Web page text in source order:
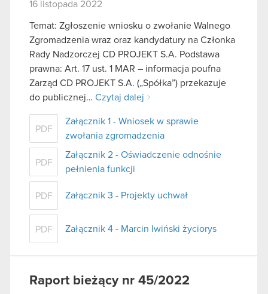
16 listopada 2022
Temat: Zgłoszenie wniosku o zwołanie Walnego
Zgromadzenia wraz oraz kandydatury na Członka
Rady Nadzorczej CD PROJEKT S.A. Podstawa
prawna: Art. 17 ust. 1 MAR – informacja poufna
Zarząd CD PROJEKT S.A. („Spółka”) przekazuje
do publicznej… Czytaj dalej
PDF
Załącznik 1 - Wniosek w sprawie
zwołania zgromadzenia
PDF
Załącznik 2 - Oświadczenie odnośnie
pełnienia funkcji
PDF Załącznik 3 - Projekty uchwał
PDF Załącznik 4 - Marcin Iwiński życiorys
Raport bieżący nr 45/2022